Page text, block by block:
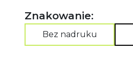
Znakowanie:
Bez nadruku